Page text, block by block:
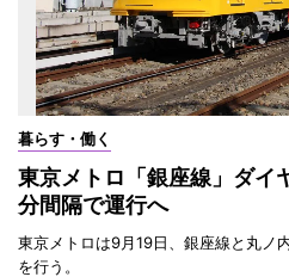
暮らす・働く
東京メトロ「銀座線」ダ
分間隔で運行へ
東京メトロは9月19日、銀座線と丸ノ
を行う。